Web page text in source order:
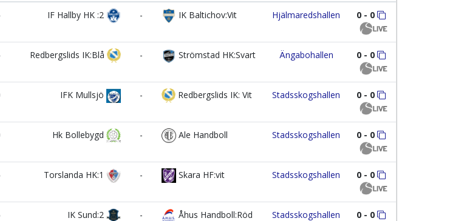
IF Hallby HK :2 - IK Baltichov:Vit Hjälmaredshallen 0 - 0
Redbergslids IK:Blå - Strömstad HK:Svart Ängabohallen 0 - 0
IFK Mullsjö - Redbergslids IK: Vit Stadsskogshallen 0 - 0
Hk Bollebygd - Ale Handboll Stadsskogshallen 0 - 0
Torslanda HK:1 - Skara HF:vit Stadsskogshallen 0 - 0
IK Sund:2 - Åhus Handboll:Röd Stadsskogshallen 0 - 0